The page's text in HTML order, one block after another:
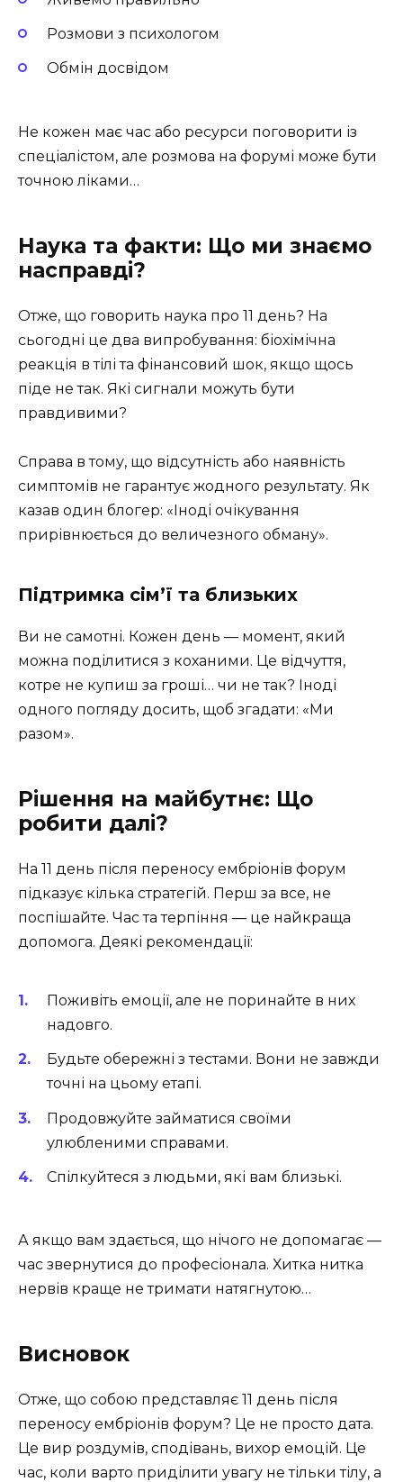
Розмови з психологом
Обмін досвідом
Не кожен має час або ресурси поговорити із
спеціалістом, але розмова на форумі може бути
точною ліками…
Наука та факти: Що ми знаємо
насправді?
Отже, що говорить наука про 11 день? На
сьогодні це два випробування: біохімічна
реакція в тілі та фінансовий шок, якщо щось
піде не так. Які сигнали можуть бути
правдивими?
Справа в тому, що відсутність або наявність
симптомів не гарантує жодного результату. Як
казав один блогер: «Іноді очікування
прирівнюється до величезного обману».
Підтримка сім’ї та близьких
Ви не самотні. Кожен день — момент, який
можна поділитися з коханими. Це відчуття,
котре не купиш за гроші… чи не так? Іноді
одного погляду досить, щоб згадати: «Ми
разом».
Рішення на майбутнє: Що
робити далі?
На 11 день після переносу ембріонів форум
підказує кілька стратегій. Перш за все, не
поспішайте. Час та терпіння — це найкраща
допомога. Деякі рекомендації:
Поживіть емоції, але не поринайте в них
надовго.
Будьте обережні з тестами. Вони не завжди
точні на цьому етапі.
Продовжуйте займатися своїми
улюбленими справами.
Спілкуйтеся з людьми, які вам близькі.
А якщо вам здається, що нічого не допомагає —
час звернутися до професіонала. Хитка нитка
нервів краще не тримати натягнутою…
Висновок
Отже, що собою представляє 11 день після
переносу ембріонів форум? Це не просто дата.
Це вир роздумів, сподівань, вихор емоцій. Це
час, коли варто приділити увагу не тільки тілу, а